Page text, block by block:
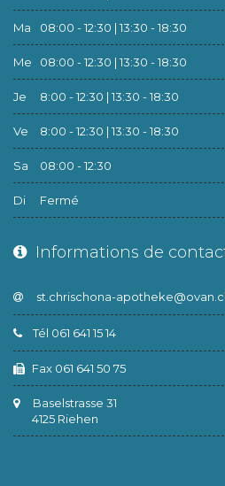
Ma 08:00 - 12:30 | 13:30 - 18:30
Me 08:00 - 12:30 | 13:30 - 18:30
Je 8:00 - 12:30 | 13:30 - 18:30
Ve 8:00 - 12:30 | 13:30 - 18:30
Sa 08:00 - 12:30
Di Fermé
Informations de
Tél 061 641 15 14
Fax 061 641 50 75
Baselstrasse 31
4125 Riehen